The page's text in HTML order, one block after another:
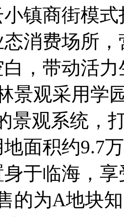
镇商街模
消费场所
白，带动活
景观采用学
景观系统，
面积约9.7
于临海，
的为A地块